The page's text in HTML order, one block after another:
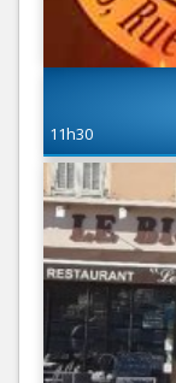
11h30